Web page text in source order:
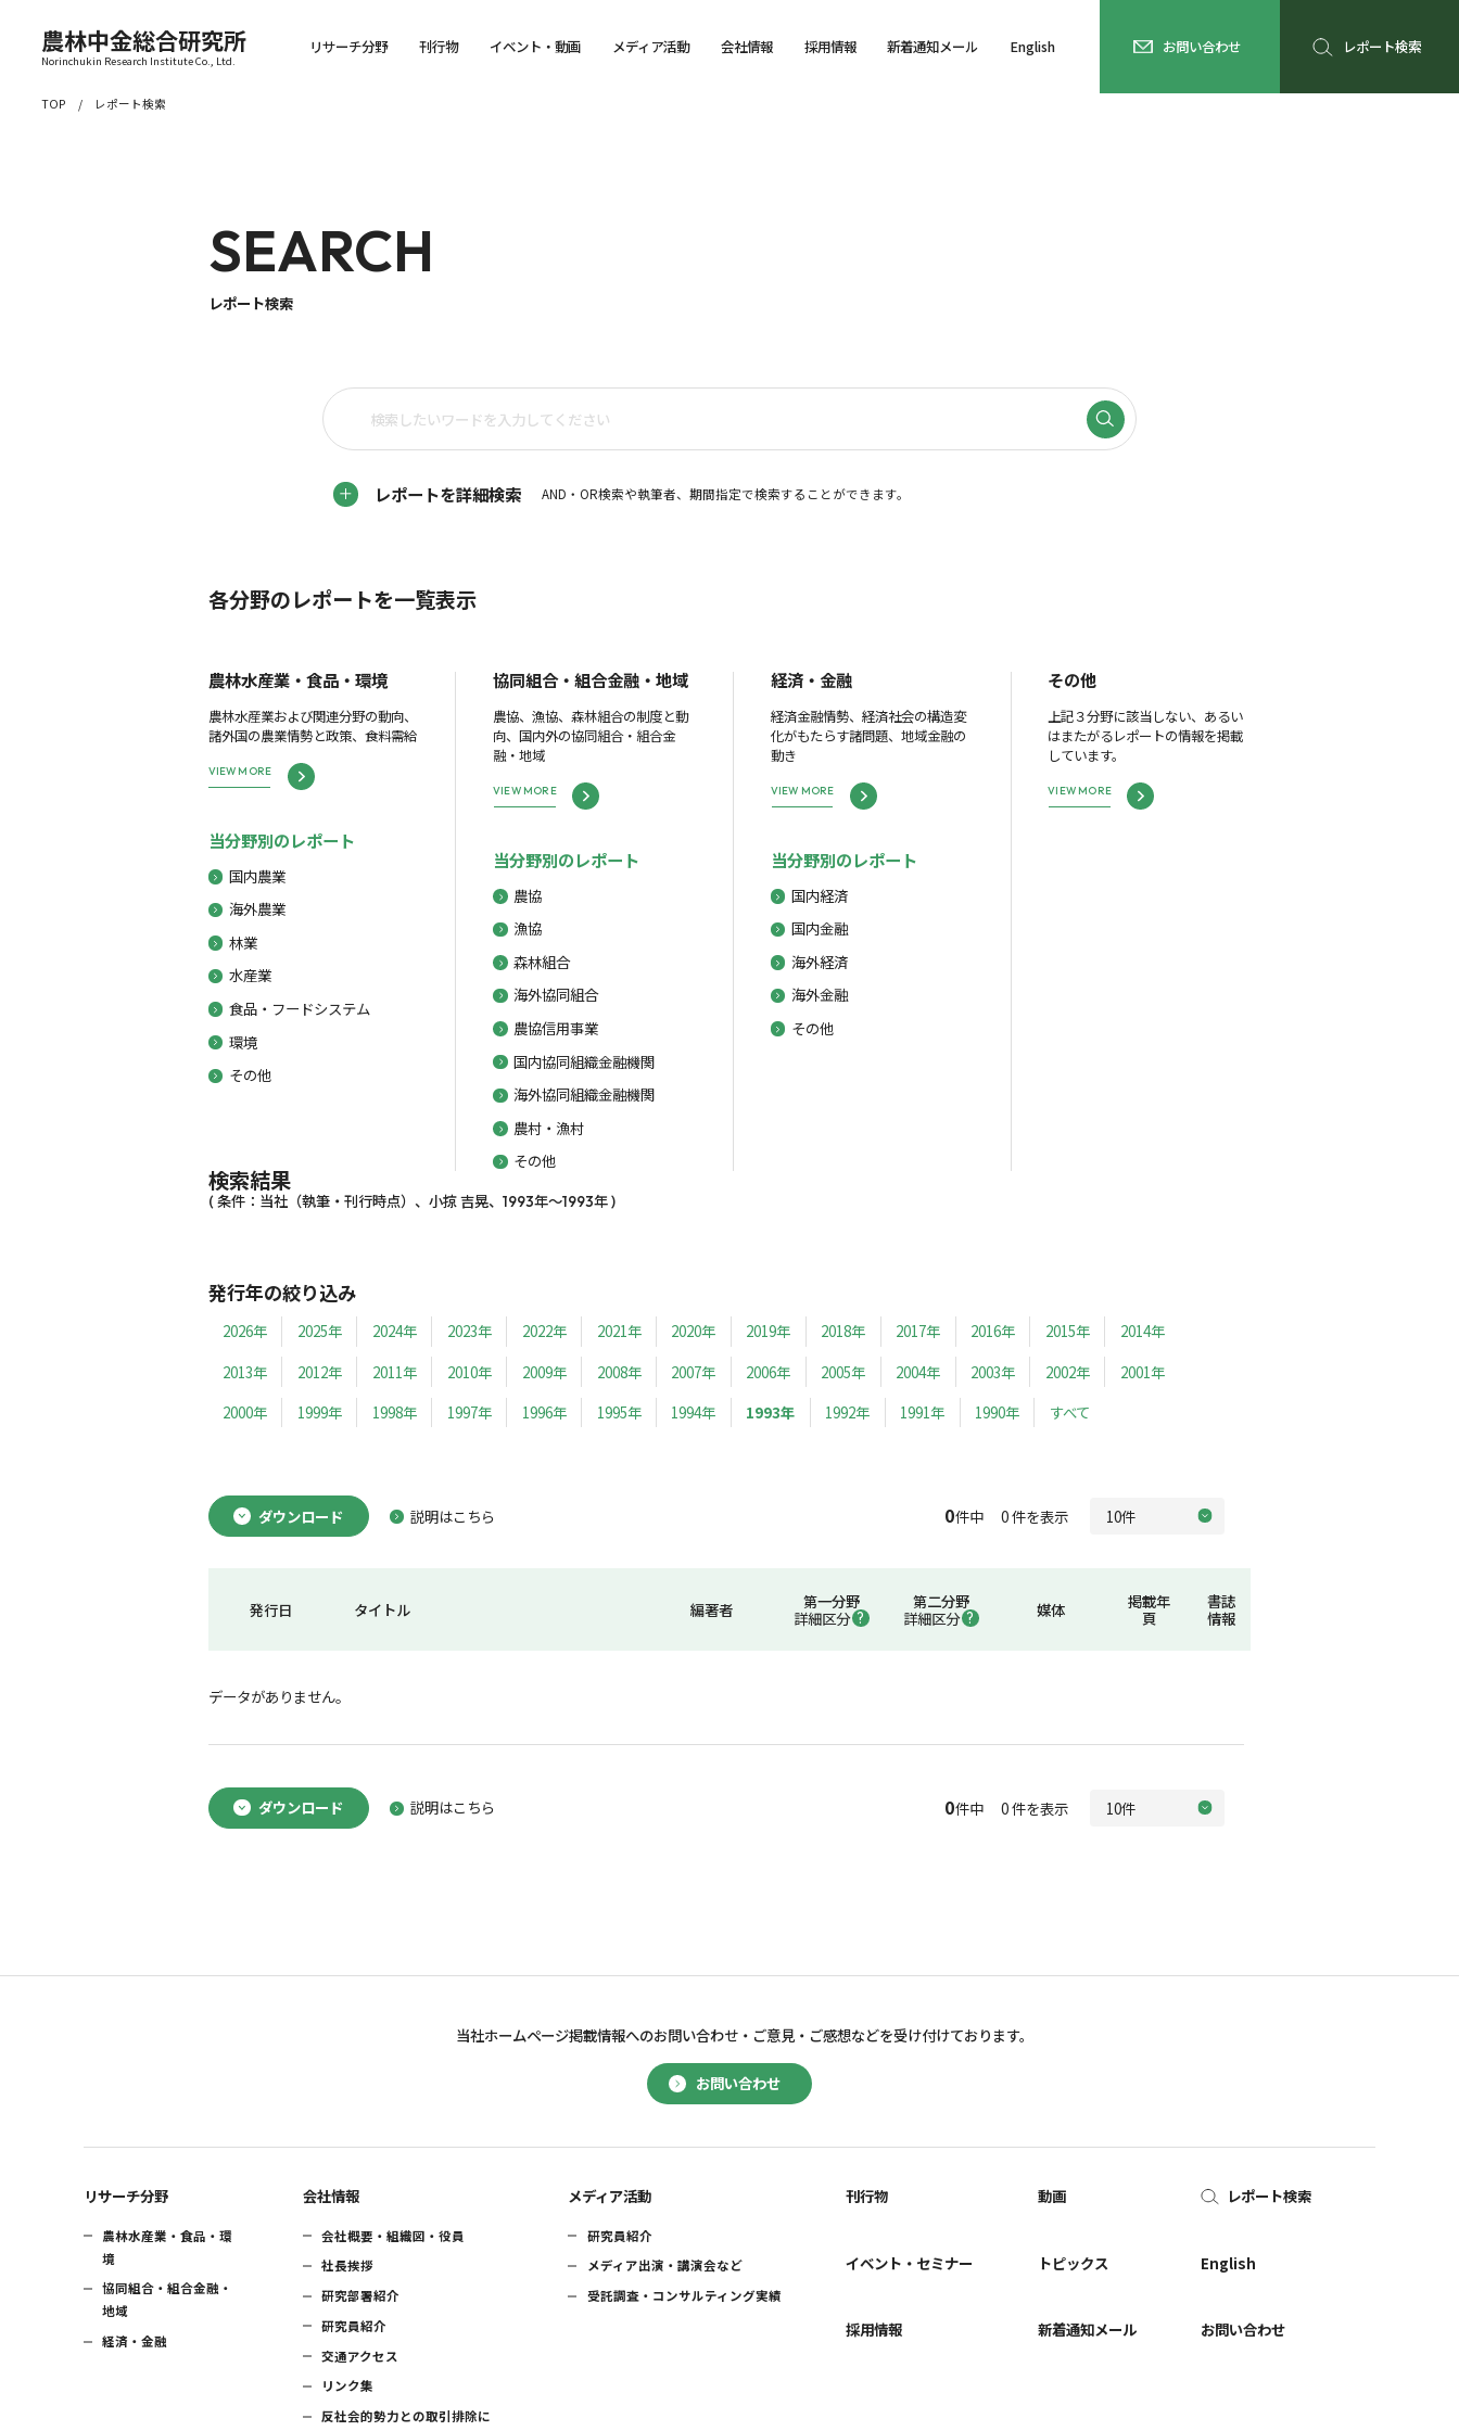
農林中金総合研究所
Norinchukin Research Institute Co., Ltd.
リサーチ分野 刊行物 イベント・動画 メディア活動 会社情報 採用情報 新着通知メール English お問い合わせ レポート検索
TOP レポート検索
SEARCH
レポート検索
レポートを詳細検索 AND・OR検索や執筆者、期間指定で検索することができます。
各分野のレポートを一覧表示
農林水産業・食品・環境
農林水産業および関連分野の動向、
諸外国の農業情勢と政策、食料需給
VIEW MORE
当分野別のレポート
国内農業
海外農業
林業
水産業
食品・フードシステム
環境
その他
協同組合・組合金融・地域
農協、漁協、森林組合の制度と動
向、国内外の協同組合・組合金
融・地域
VIEW MORE
当分野別のレポート
農協
漁協
森林組合
海外協同組合
農協信用事業
国内協同組織金融機関
海外協同組織金融機関
農村・漁村
その他
経済・金融
経済金融情勢、経済社会の構造変
化がもたらす諸問題、地域金融の
動き
VIEW MORE
当分野別のレポート
国内経済
国内金融
海外経済
海外金融
その他
その他
上記３分野に該当しない、あるい
はまたがるレポートの情報を掲載
しています。
VIEW MORE
検索結果
( 条件：当社（執筆・刊行時点）、小掠 吉晃、1993年～1993年 )
発行年の絞り込み
2026年 2025年 2024年 2023年 2022年 2021年 2020年 2019年 2018年 2017年 2016年 2015年
2014年
2013年
2012年 2011年 2010年 2009年 2008年 2007年 2006年 2005年 2004年 2003年 2002年
2001年
2000年
1999年 1998年 1997年 1996年 1995年 1994年 1993年 1992年 1991年 1990年 すべて
ダウンロード 説明はこちら 0件中 0 件を表示
発行日 タイトル 編著者
第一分野
詳細区分
第二分野
詳細区分
媒体
掲載年
頁
書誌
情報
データがありません。
ダウンロード 説明はこちら 0件中 0 件を表示
お問い合わせ
当社ホームページ掲載情報へのお問い合わせ・ ご意見・ご感想などを受け付けております。
リサーチ分野
農林水産業・食品・環
境
協同組合・組合金融・
地域
経済・金融
会社情報
会社概要・組織図・役員
社長挨拶
研究部署紹介
研究員紹介
交通アクセス
リンク集
反社会的勢力との取引排除に
メディア活動
研究員紹介
メディア出演・講演会など
受託調査・コンサルティング実績
刊行物
イベント・セミナー
採用情報
動画
トピックス
新着通知メール
レポート検索
English
お問い合わせ